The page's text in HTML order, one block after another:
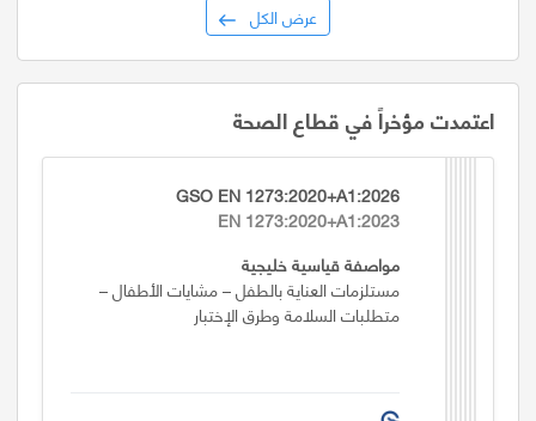
عرض الكل
اعتمدت مؤخراً في قطاع الصحة
GSO EN 1273:2020+A1:2026
EN 1273:2020+A1:2023
مواصفة قياسية خليجية
مستلزمات العناية بالطفل – مشايات الأطفال –
متطلبات السلامة وطرق الإختبار